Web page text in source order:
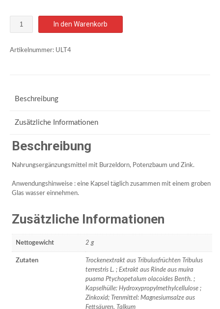
Kur
In den Warenkorb
Artikelnummer: ULT4
Beschreibung
Zusätzliche Informationen
Beschreibung
Nahrungsergänzungsmittel mit Burzeldorn, Potenzbaum und Zink.
Anwendungshinweise : eine Kapsel täglich zusammen mit einem groben
Glas wasser einnehmen.
Zusätzliche Informationen
Nettogewicht 2 g
Zutaten
Trockenextrakt aus Tribulusfrüchten Tribulus
terrestris L. ; Extrakt aus Rinde aus muira
puama Ptychopetalum olacoides Benth. ;
Kapselhülle: Hydroxypropylmethylcellulose ;
Zinkoxid; Trenmittel: Magnesiumsalze aus
Fettsäuren, Talkum